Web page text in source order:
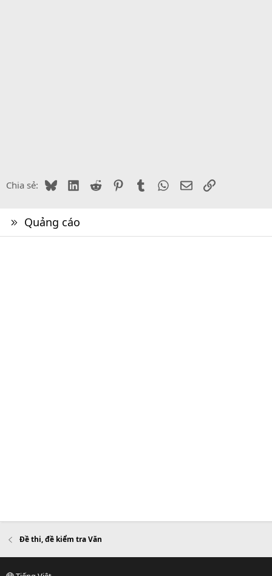
Chia sẻ: BlueskyLinkedIn
Reddit PinterestTumblr WhatsApp
EmailLink
Quảng cáo
Đề thi, đề kiểm tra Văn